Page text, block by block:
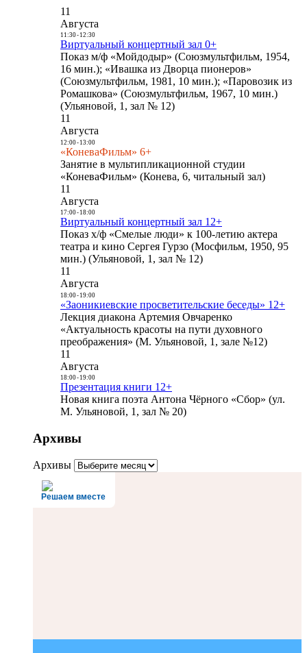
11
Августа
11:30- 12:30
Виртуальный концертный зал 0+
Показ м/ф «Мойдодыр» (Союзмультфильм, 1954,
16 мин.); «Ивашка из Дворца пионеров»
(Союзмультфильм, 1981, 10 мин.); «Паровозик из
Ромашкова» (Союзмультфильм, 1967, 10 мин.)
(Ульяновой, 1, зал № 12)
11
Августа
12:00- 13:00
«КоневаФильм» 6+
Занятие в мультипликационной студии
«КоневаФильм» (Конева, 6, читальный зал)
11
Августа
17:00- 18:00
Виртуальный концертный зал 12+
Показ х/ф «Смелые люди» к 100-летию актера
театра и кино Сергея Гурзо (Мосфильм, 1950, 95
мин.) (Ульяновой, 1, зал № 12)
11
Августа
18:00- 19:00
«Заоникиевские просветительские беседы» 12+
Лекция диакона Артемия Овчаренко
«Актуальность красоты на пути духовного
преображения» (М. Ульяновой, 1, зале №12)
11
Августа
18:00- 19:00
Презентация книги 12+
Новая книга поэта Антона Чёрного «Сбор» (ул.
М. Ульяновой, 1, зал № 20)
Архивы
Архивы
Решаем вместе